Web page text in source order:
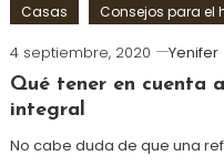
Casas Consejos para el
4 septiembre, 2020
Yenifer
Qué tener en cuenta
integral
No cabe duda de que una